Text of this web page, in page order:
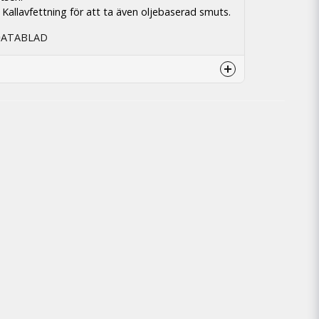
Kallavfettning för att ta även oljebaserad smuts.